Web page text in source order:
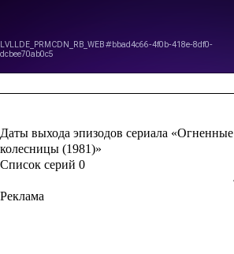
Даты выхода эпизодов сериала «Огненные
колесницы (1981)»
Список серий 0
Реклама